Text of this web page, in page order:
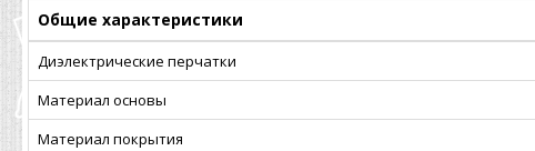
Общие характеристики
Диэлектрические перчатки
Материал основы
Материал покрытия